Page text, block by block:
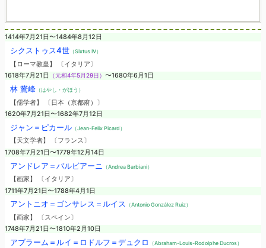
1414年7月21日〜1484年8月12日
シクストゥス4世（Sixtus IV）
【ローマ教皇】 〔イタリア〕
1618年7月21日
（元和4年5月29日） 〜1680年6月1日
林 鵞峰（はやし・がほう）
【儒学者】 〔日本（京都府）〕
1620年7月21日〜1682年7月12日
ジャン＝ピカール（Jean-Felix Picard）
【天文学者】 〔フランス〕
1708年7月21日〜1779年12月14日
アンドレア＝バルビアーニ （Andrea Barbiani）
【画家】 〔イタリア〕
1711年7月21日〜1788年4月1日
アントニオ＝ゴンサレス＝ルイス （Antonio González Ruiz）
【画家】 〔スペイン〕
1748年7月21日〜1810年2月10日
アブラーム＝ルイ＝ロドルフ＝デュクロ （Abraham-Louis-Rodolphe Ducros）